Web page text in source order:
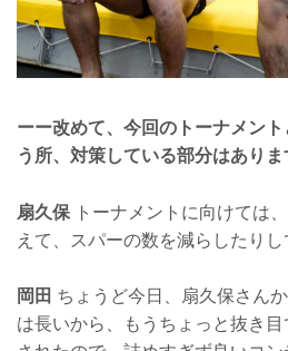
ーー改めて、今回のトーナメン
う所、対策している部分はありま
扇久保 トーナメントに向けては
えて、スパーの数を減らしたりし
岡田 ちょうど今日、扇久保さん
は長いから、もうちょっと抜き